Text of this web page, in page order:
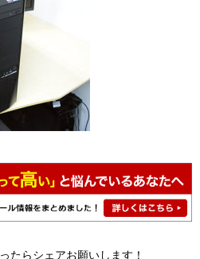
たらシェアお願いします！